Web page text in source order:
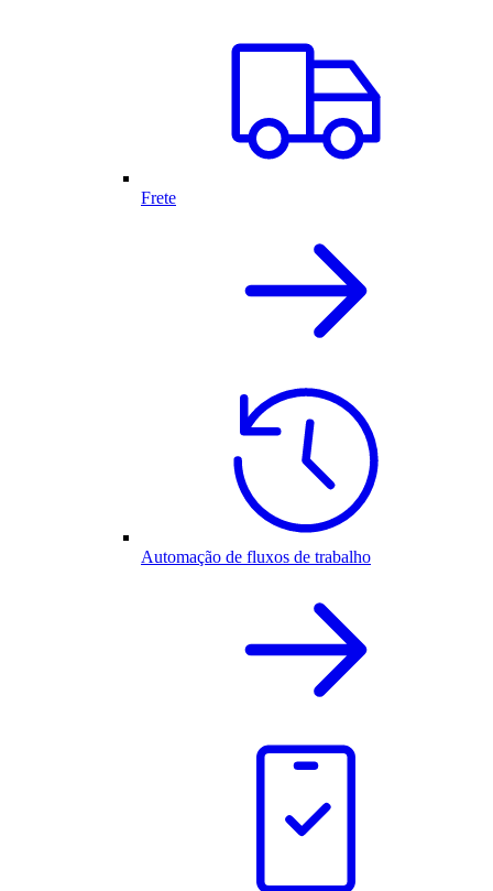
Frete
Automação de fluxos de trabalho